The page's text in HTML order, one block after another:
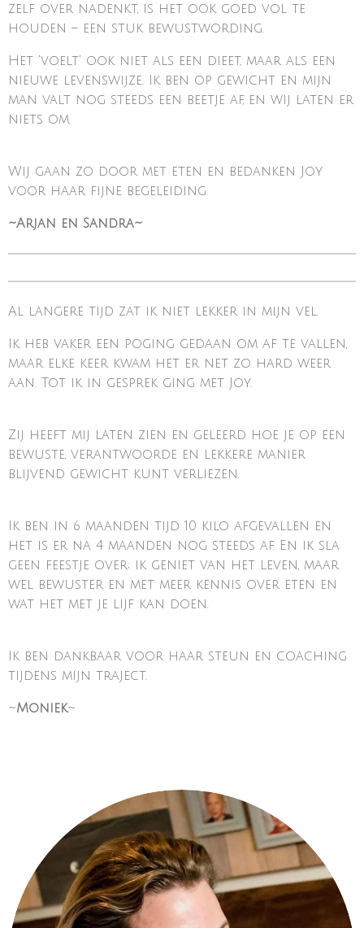
zelf over nadenkt, is het ook goed vol te
houden – een stuk bewustwording.
Het 'voelt' ook niet als een dieet, maar als een
nieuwe levenswijze. Ik ben op gewicht en mijn
man valt nog steeds een beetje af, en wij laten er
niets om.
Wij gaan zo door met eten en bedanken Joy
voor haar fijne begeleiding.
~Arjan en Sandra~
Al langere tijd zat ik niet lekker in mijn vel.
Ik heb vaker een poging gedaan om af te vallen,
maar elke keer kwam het er net zo hard weer
aan. Tot ik in gesprek ging met Joy.
Zij heeft mij laten zien en geleerd hoe je op een
bewuste, verantwoorde en lekkere manier
blijvend gewicht kunt verliezen.
Ik ben in 6 maanden tijd 10 kilo afgevallen en
het is er na 4 maanden nog steeds af. En ik sla
geen feestje over; ik geniet van het leven, maar
wel bewuster en met meer kennis over eten en
wat het met je lijf kan doen.
Ik ben dankbaar voor haar steun en coaching
tijdens mijn traject.
~Moniek~